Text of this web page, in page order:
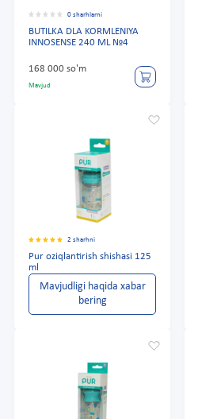
0 sharhlarni
BUTILKA DLA KORMLENIYA
INNOSENSE 240 ML №4
168 000 so'm
Mavjud
2 sharhni
Pur oziqlantirish shishasi 125
ml
Mavjudligi haqida xabar
bering